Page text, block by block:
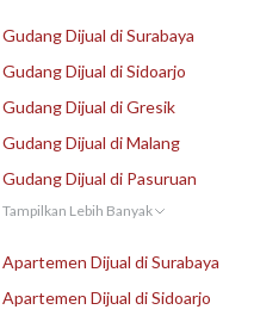
Gudang Dijual di Surabaya
Gudang Dijual di Sidoarjo
Gudang Dijual di Gresik
Gudang Dijual di Malang
Gudang Dijual di Pasuruan
Tampilkan Lebih Banyak
Apartemen Dijual di Surabaya
Apartemen Dijual di Sidoarjo